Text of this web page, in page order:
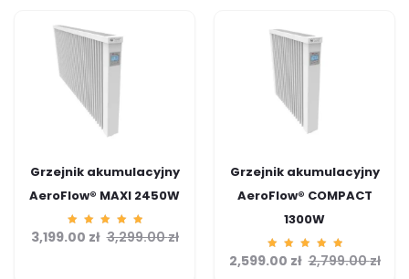
Grzejnik akumulacyjny
AeroFlow® MAXI 2450W
Ocenion
o3,299.00zł
3,199.00 zł
Grzejnik akumulacyjny
AeroFlow® COMPACT
1300W
Ocenion
o2,799.00zł
2,599.00 zł